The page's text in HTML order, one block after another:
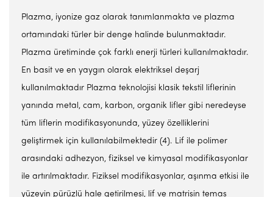
Plazma, iyonize gaz olarak tanımlanmakta ve plazma
ortamındaki türler bir denge halinde bulunmaktadır.
Plazma üretiminde çok farklı enerji türleri kullanılmaktadır.
En basit ve en yaygın olarak elektriksel deşarj
kullanılmaktadır Plazma teknolojisi klasik tekstil liflerinin
yanında metal, cam, karbon, organik lifler gibi neredeyse
tüm liflerin modifikasyonunda, yüzey özelliklerini
geliştirmek için kullanılabilmektedir (4). Lif ile polimer
arasındaki adhezyon, fiziksel ve kimyasal modifikasyonlar
ile artırılmaktadır. Fiziksel modifikasyonlar, aşınma etkisi ile
yüzeyin pürüzlü hale getirilmesi, lif ve matrisin temas